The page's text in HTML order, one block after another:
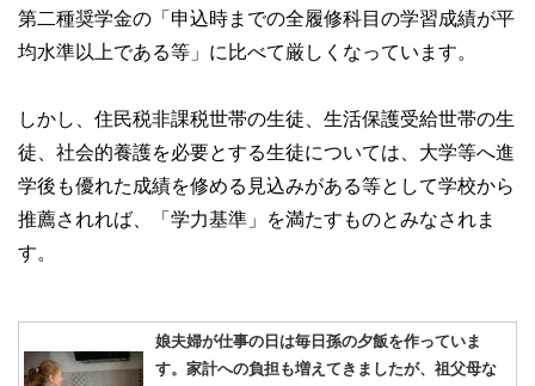
第二種奨学金の「申込時までの全履修科目の学習成績が平
均水準以上である等」に比べて厳しくなっています。
しかし、住民税非課税世帯の生徒、生活保護受給世帯の生
徒、社会的養護を必要とする生徒については、大学等へ進
学後も優れた成績を修める見込みがある等として学校から
推薦されれば、「学力基準」を満たすものとみなされま
す。
娘夫婦が仕事の日は毎日孫の夕飯を作っていま
す。家計への負担も増えてきましたが、祖父母な